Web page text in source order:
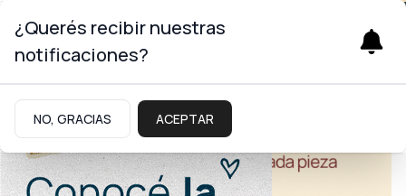
¿Querés recibir nuestras
notificaciones?
NO, GRACIAS ACEPTAR